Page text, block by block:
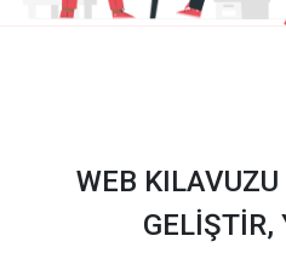
WEB
GELİŞTİR,